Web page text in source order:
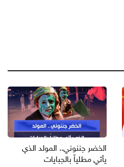
الخضر جننوني.. المولد الذي
يأتي مطلياً بالجبايات